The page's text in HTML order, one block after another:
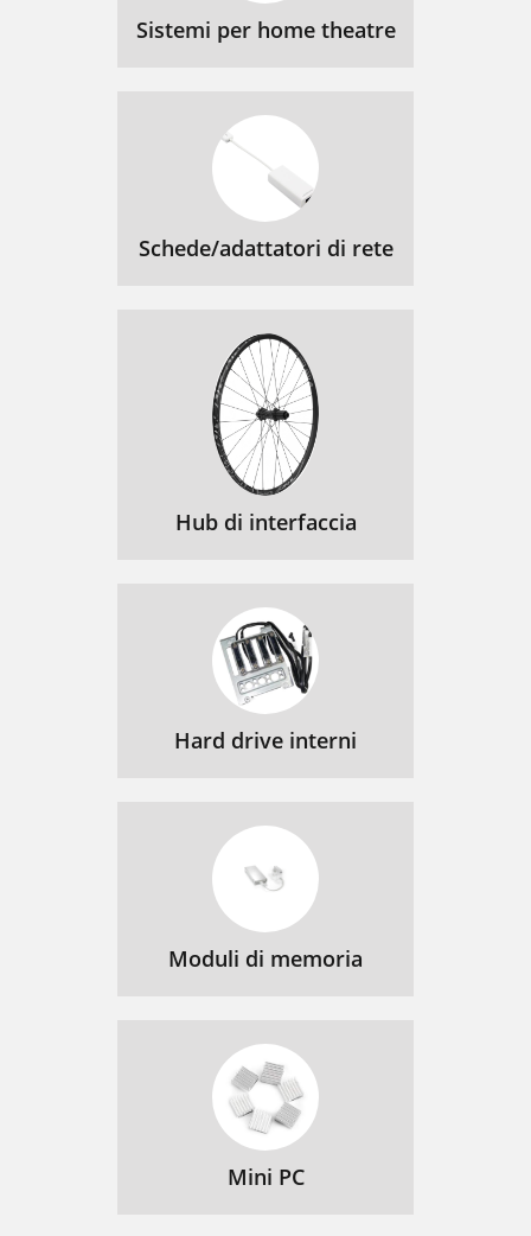
Sistemi per home theatre
Schede/adattatori di rete
Hub di interfaccia
Hard drive interni
Moduli di memoria
Mini PC